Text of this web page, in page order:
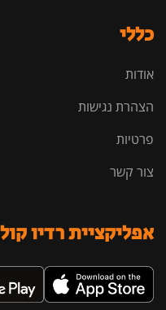
כללי
אודות
הצהרת נגישות
פרטיות
צור קשר
אפליקציית רדיו